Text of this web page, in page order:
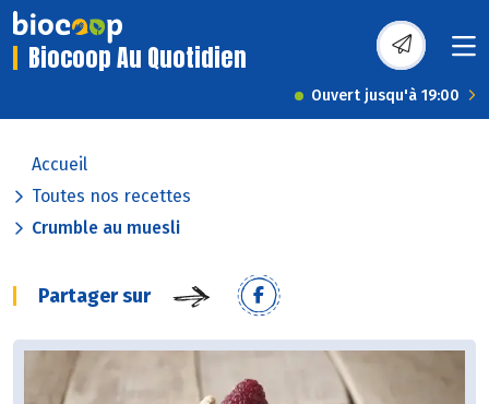
Biocoop Au Quotidien
Ouvert jusqu'à 19:00
Accueil
Toutes nos recettes
Crumble au muesli
Partager sur